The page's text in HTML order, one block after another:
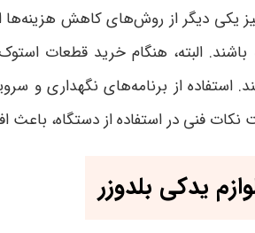
یکی دیگر از روش‌های کاهش
باشند. البته، هنگام خرید قطعات
. استفاده از برنامه‌های نگهداری و
نکات فنی در استفاده از دستگاه،
یدکی بلدوزر